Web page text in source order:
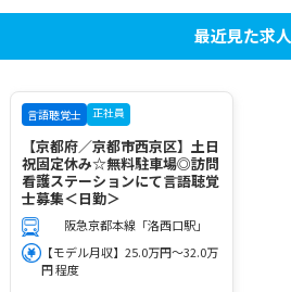
最近見た求人
言語聴覚士 正社員
【京都府／京都市西京区】土日
祝固定休み☆無料駐車場◎訪問
看護ステーションにて言語聴覚
士募集＜日勤＞
阪急京都本線「洛西口駅」
【モデル月収】25.0万円～32.0万
円 程度